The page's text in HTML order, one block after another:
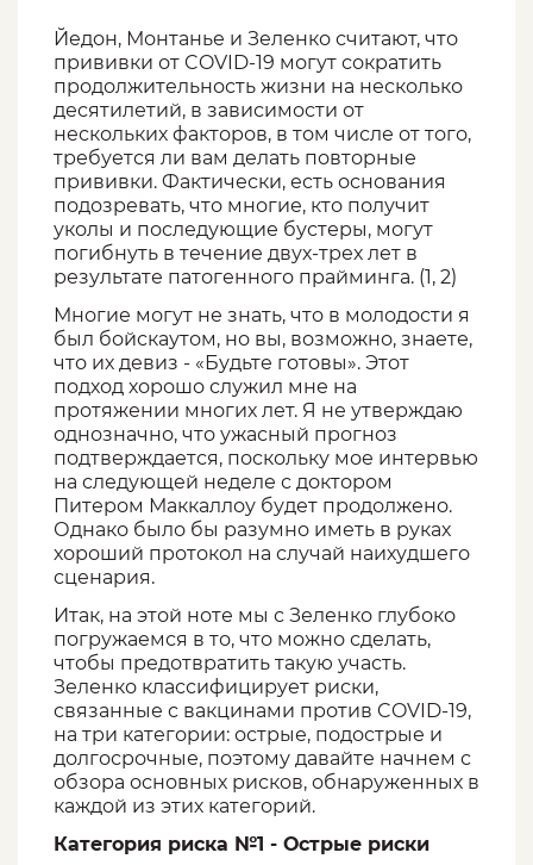
Йедон, Монтанье и Зеленко считают, что
прививки от COVID-19 могут сократить
продолжительность жизни на несколько
десятилетий, в зависимости от
нескольких факторов, в том числе от того,
требуется ли вам делать повторные
прививки. Фактически, есть основания
подозревать, что многие, кто получит
уколы и последующие бустеры, могут
погибнуть в течение двух-трех лет в
результате патогенного прайминга. (1, 2)
Многие могут не знать, что в молодости я
был бойскаутом, но вы, возможно, знаете,
что их девиз - «Будьте готовы». Этот
подход хорошо служил мне на
протяжении многих лет. Я не утверждаю
однозначно, что ужасный прогноз
подтверждается, поскольку мое интервью
на следующей неделе с доктором
Питером Маккаллоу будет продолжено.
Однако было бы разумно иметь в руках
хороший протокол на случай наихудшего
сценария.
Итак, на этой ноте мы с Зеленко глубоко
погружаемся в то, что можно сделать,
чтобы предотвратить такую ​​участь.
Зеленко классифицирует риски,
связанные с вакцинами против COVID-19,
на три категории: острые, подострые и
долгосрочные, поэтому давайте начнем с
обзора основных рисков, обнаруженных в
каждой из этих категорий.
Категория риска №1 - Острые риски